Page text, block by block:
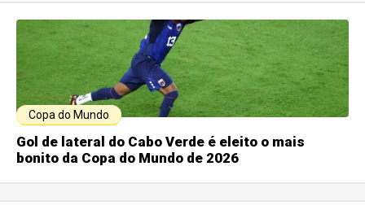
Copa do Mundo
Gol de lateral do Cabo Verde é eleito o mais
bonito da Copa do Mundo de 2026